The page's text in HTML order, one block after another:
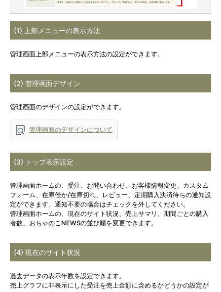
(1) 上部メニューの表示方法
管理画面上部メニューの表示方法の設定ができます。
(2) 管理画面デザイン
管理画面のデザインの設定ができます。
管理画面のデザインについて
(3) トップ表示設定
管理画面ホームの、受注、お問い合わせ、お客様情報変更、カスタム
フォーム、在庫僅か/在庫切れ、レビュー、定期購入決済待ちの通知設
定ができます。通知不要の場合はチェックを外してください。
管理画面ホームの、現在のサイト状況、売上サマリ、期間ごとの購入
者数、おちゃのこNEWSの並び順を変更できます。
(4) 現在のサイト状況
過去データの表示年数を設定できます。
売上グラフに非表示にした受注を売上金額に含めるかどうかの設定が